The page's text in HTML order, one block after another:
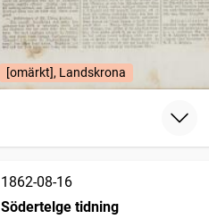
[omärkt], Landskrona
1862-08-16
Södertelge tidning